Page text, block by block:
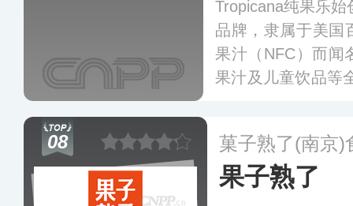
Tropicana纯果乐
品牌，隶属于美国
果汁（NFC）而闻
果汁及儿童饮品等
08 菓子熟了(南京)
果子熟了